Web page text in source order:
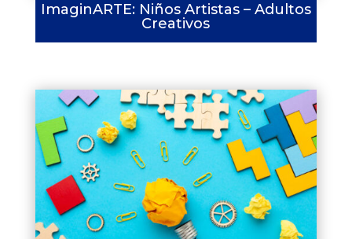
ImaginARTE: Niños Artistas – Adultos
Creativos